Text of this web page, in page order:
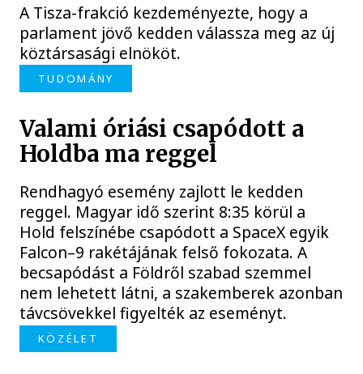
A Tisza-frakció kezdeményezte, hogy a
parlament jövő kedden válassza meg az új
köztársasági elnököt.
TUDOMÁNY
Valami óriási csapódott a
Holdba ma reggel
Rendhagyó esemény zajlott le kedden
reggel. Magyar idő szerint 8:35 körül a
Hold felszínébe csapódott a SpaceX egyik
Falcon–9 rakétájának felső fokozata. A
becsapódást a Földről szabad szemmel
nem lehetett látni, a szakemberek azonban
távcsövekkel figyelték az eseményt.
KÖZÉLET